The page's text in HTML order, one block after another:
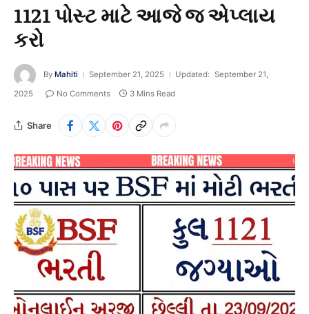
1121 પોસ્ટ માટે આજે જ એપ્લાય
કરો
By Mahiti September 21, 2025 Updated: September 21,
2025
No Comments 3 Mins Read
Share